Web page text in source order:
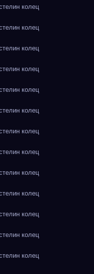
колец
колец
колец
колец
колец
колец
колец
колец
колец
колец
колец
колец
колец